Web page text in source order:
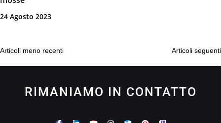
24 Agosto 2023
Articoli meno recenti Articoli seguenti
RIMANIAMO IN CONTATTO